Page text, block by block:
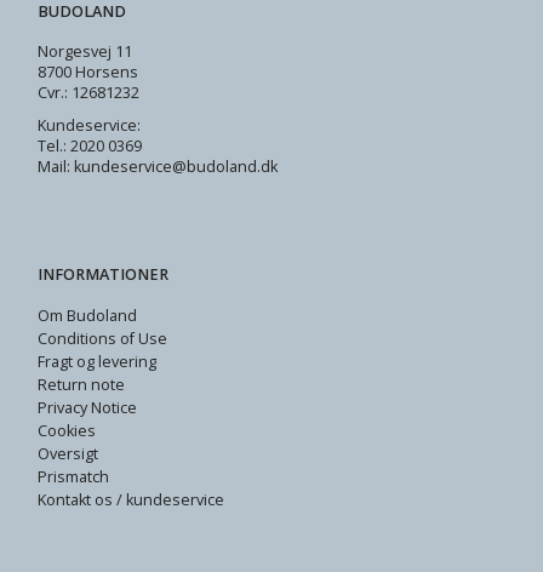
BUDOLAND
Norgesvej 11
8700 Horsens
Cvr.: 12681232
Kundeservice:
Tel.: 2020 0369
Mail: kundeservice@budoland.dk
INFORMATIONER
Om Budoland
Conditions of Use
Fragt og levering
Return note
Privacy Notice
Cookies
Oversigt
Prismatch
Kontakt os / kundeservice